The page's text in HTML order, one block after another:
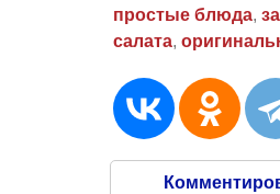
простые блюда,
салата,